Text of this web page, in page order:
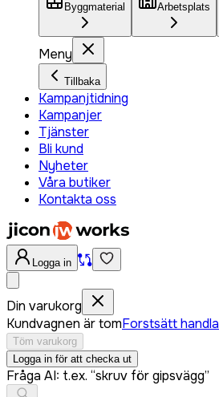
Byggmaterial Arbetsplats
Meny
Tillbaka
Kampanjtidning
Kampanjer
Tjänster
Bli kund
Nyheter
Våra butiker
Kontakta oss
Logga in
Din varukorg
Kundvagnen är tomForstsätt handla
Töm varukorg
Logga in för att checka ut
Fråga AI: t.ex. “skruv för gipsvägg”